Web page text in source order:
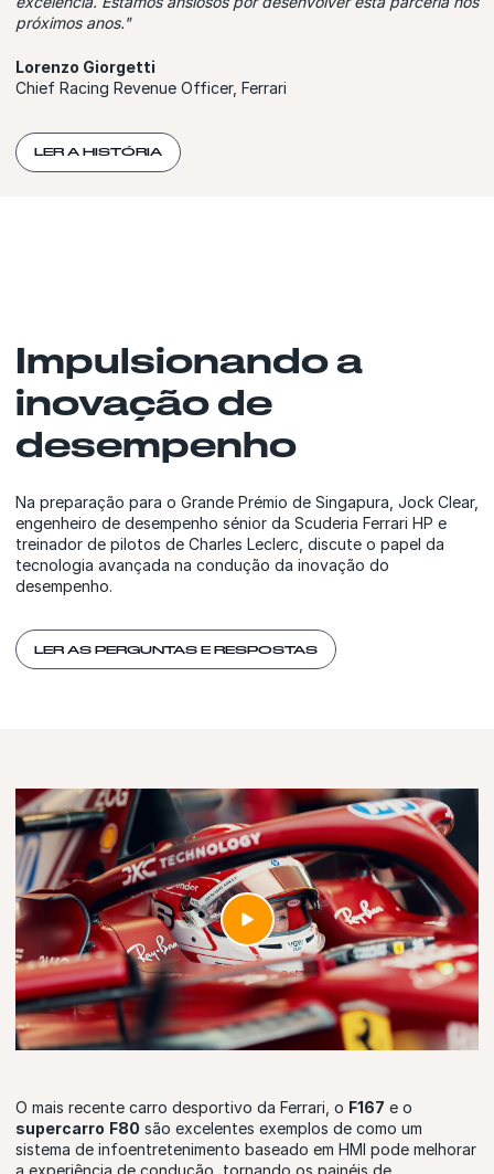
próximos anos."
Lorenzo Giorgetti
Chief Racing Revenue Officer, Ferrari
LER A HISTÓRIA
Impulsionando a
inovação de
desempenho
Na preparação para o Grande Prémio de Singapura, Jock Clear,
engenheiro de desempenho sénior da Scuderia Ferrari HP e
treinador de pilotos de Charles Leclerc, discute o papel da
tecnologia avançada na condução da inovação do
desempenho.
LER AS PERGUNTAS E RESPOSTAS
O mais recente carro desportivo da Ferrari, o F167 e o
supercarro F80 são excelentes exemplos de como um
sistema de infoentretenimento baseado em HMI pode melhorar